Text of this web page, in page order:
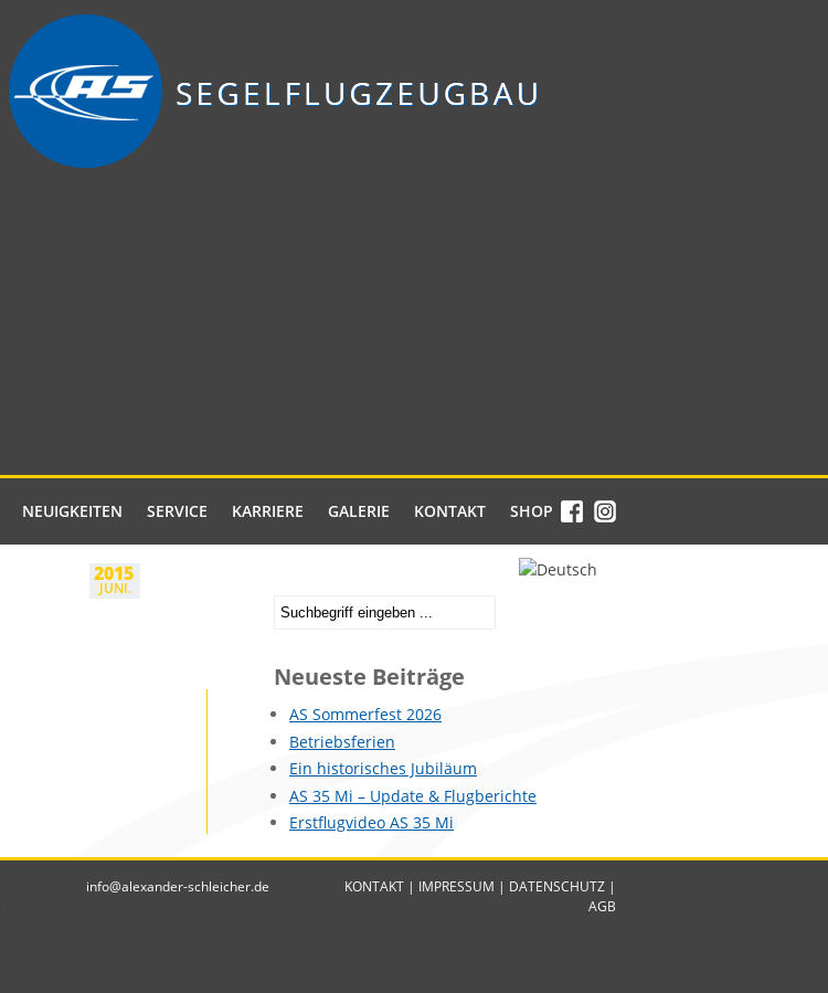
NEUIGKEITEN SERVICE KARRIERE GALERIE KONTAKT SHOP
2015
JUNI.
Neueste Beiträge
AS Sommerfest 2026
Betriebsferien
Ein historisches Jubiläum
AS 35 Mi – Update & Flugberichte
Erstflugvideo AS 35 Mi
info@alexander-schleicher.de KONTAKT | IMPRESSUM | DATENSCHUTZ |
AGB